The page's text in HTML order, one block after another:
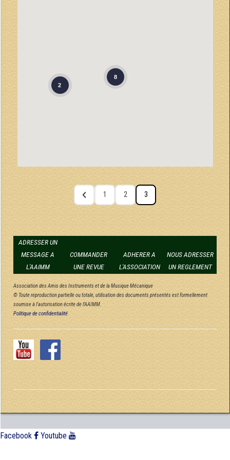
8
2
1 2 3
ADRESSER UN
MESSAGE A
L'AAIMM
COMMANDER
UNE REVUE
ADHERER A
L'ASSOCIATION
NOUS ADRESSER
UN REGLEMENT
Association des Amis des Instruments et de la Musique Mécanique
© Toute reproduction partielle ou totale, utilisation des documents présentés est formellement
soumise à l'autorisation écrite de l'AAIMM.
Politique de confidentialité
Facebook Youtube